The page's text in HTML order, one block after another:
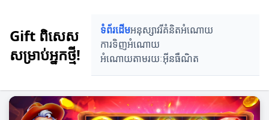
Gift ពិសេស
សម្រាប់អ្នកថ្មី!
ទំព័រដើមអនុស្សាវរីគំនិតអំណោយ
ការទិញអំណោយ
អំណោយតាមរយៈអ៊ីនធឺណិត